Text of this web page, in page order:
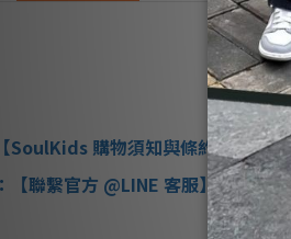
SoulKids 購物須知與條約】
【聯繫官方 @LINE 客服】